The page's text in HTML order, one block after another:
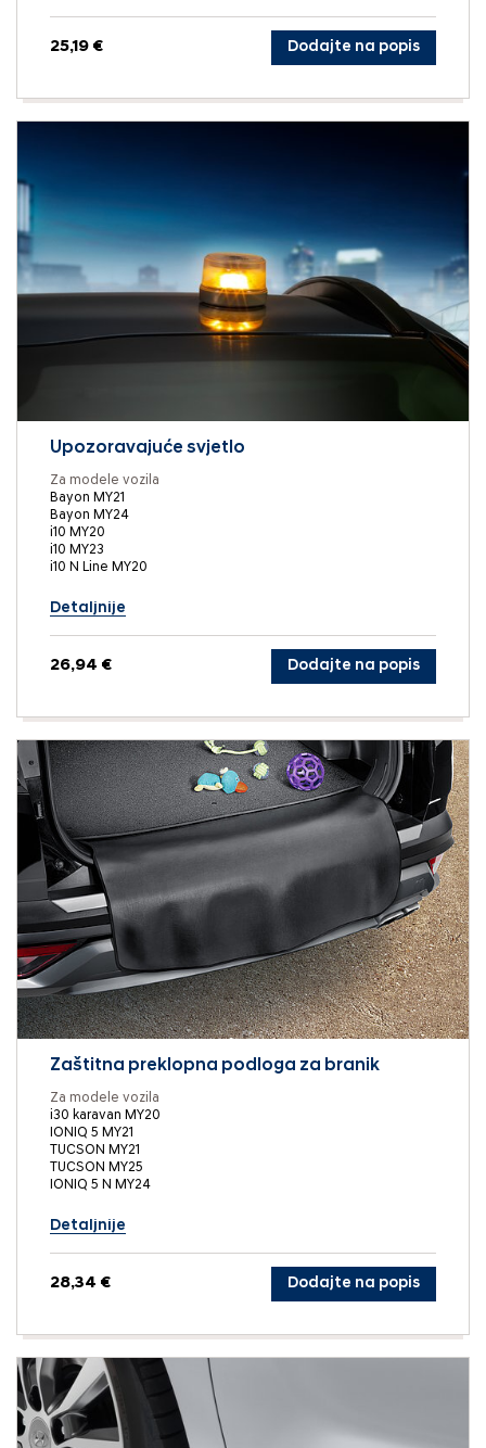
25,19 € Dodajte na popis
Upozoravajuće svjetlo
Za modele vozila
Bayon MY21
Bayon MY24
i10 MY20
i10 MY23
i10 N Line MY20
Detaljnije
26,94 € Dodajte na popis
Zaštitna preklopna podloga za branik
Za modele vozila
i30 karavan MY20
IONIQ 5 MY21
TUCSON MY21
TUCSON MY25
IONIQ 5 N MY24
Detaljnije
28,34 € Dodajte na popis